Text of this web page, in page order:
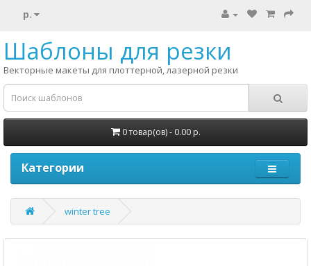
р.
Шаблоны для резки
Векторные макеты для плоттерной, лазерной резки
0 товар(ов) - 0.00 р.
Категории
winter tree